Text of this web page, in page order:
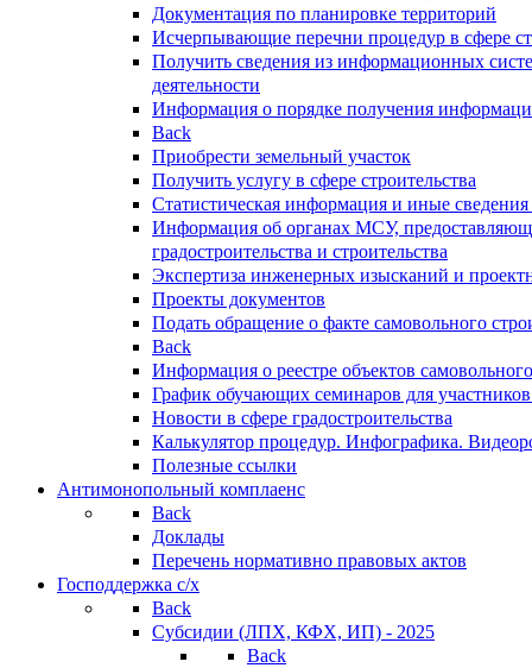
Документация по планировке территорий
Исчерпывающие перечни процедур в сфере
Получить сведения из информационных
деятельности
Информация о порядке получения
Back
Приобрести земельный участок
Получить услугу в сфере строительства
Статистическая информация и иные сведения
Информация об органах МСУ,
градостроительства и строительства
Экспертиза инженерных изысканий и
Проекты документов
Подать обращение о факте самовольного
Back
Информация о реестре объектов
График обучающих семинаров для участников
Новости в сфере градостроительства
Калькулятор процедур. Инфографика.
Полезные ссылки
Антимонопольный комплаенс
Back
Доклады
Перечень нормативно правовых актов
Господдержка с/х
Back
Субсидии (ЛПХ, КФХ, ИП) - 2025
Back